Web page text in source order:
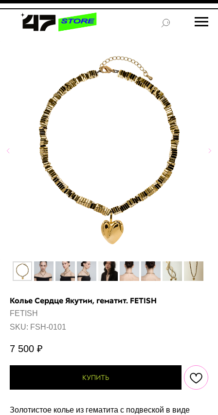
Колье Сердце Якутии, гематит. FETISH
FETISH
SKU: FSH-0101
7 500 ₽
КУПИТЬ
Золотистое колье из гематита c подвеской в виде